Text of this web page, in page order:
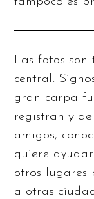
Las fotos
central.
gran carpa
registran y
amigos,
quiere
otros lugares
a otras